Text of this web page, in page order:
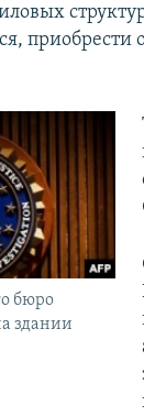
бюро
здании